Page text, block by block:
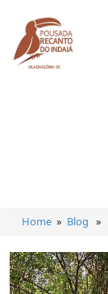
Home » Blog »